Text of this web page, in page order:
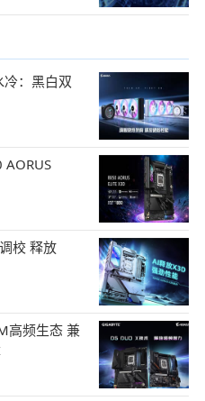
：黑白双
校 释放
高频生态 兼